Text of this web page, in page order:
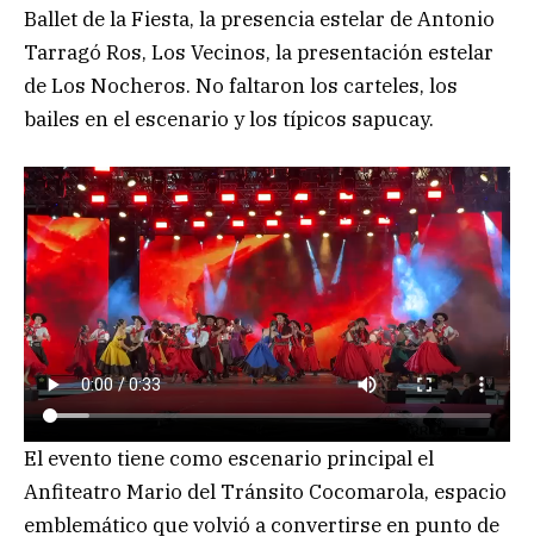
Ballet de la Fiesta, la presencia estelar de Antonio
Tarragó Ros, Los Vecinos, la presentación estelar
de Los Nocheros. No faltaron los carteles, los
bailes en el escenario y los típicos sapucay.
El evento tiene como escenario principal el
Anfiteatro Mario del Tránsito Cocomarola, espacio
emblemático que volvió a convertirse en punto de